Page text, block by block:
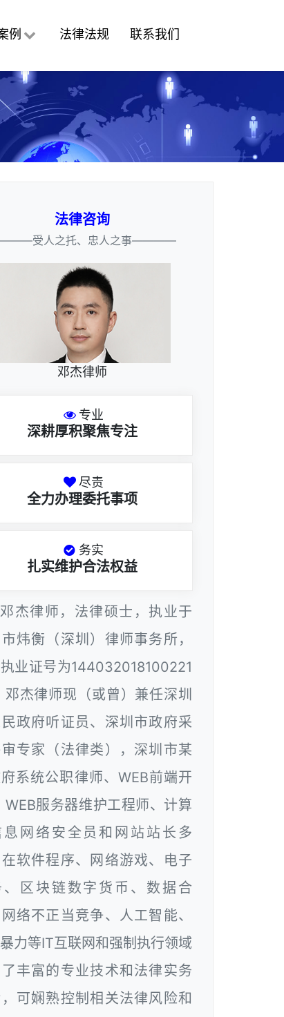
例 法律法规 联系我们
法律咨询
受人之托、忠人之事————
邓杰律师
专业
深耕厚积聚焦专注
尽责
全力办理委托事项
务实
扎实维护合法权益
邓杰律师，法律硕士，执业于
炜衡（深圳）律师事务所，
业证号为144032018100221
杰律师现（或曾）兼任深圳
政府听证员、深圳市政府采
专家（法律类），深圳市某
系统公职律师、WEB前端开
WEB服务器维护工程师、计算
息网络安全员和网站站长多
软件程序、网络游戏、电子
、区块链数字货币、数据合
络不正当竞争、人工智能、
力等IT互联网和强制执行领域
丰富的专业技术和法律实务
可娴熟控制相关法律风险和